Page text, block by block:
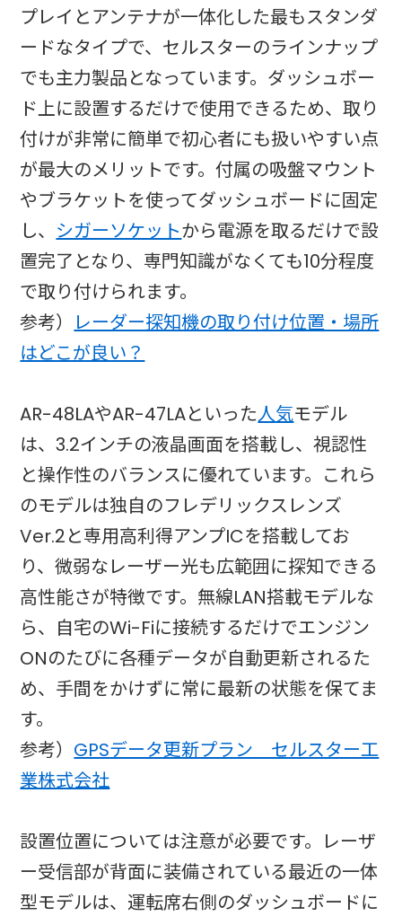
プレイとアンテナが一体化した最もスタンダ
ードなタイプで、セルスターのラインナップ
でも主力製品となっています。ダッシュボー
ド上に設置するだけで使用できるため、取り
付けが非常に簡単で初心者にも扱いやすい点
が最大のメリットです。付属の吸盤マウント
やブラケットを使ってダッシュボードに固定
し、 シガーソケットから電源を取るだけで設
置完了となり、専門知識がなくても10分程度
で取り付けられます。
参考）
レーダー探知機の取り付け位置・場所
はどこが良い？
AR-48LAやAR-47LAといった人気モデル
は、3.2インチの液晶画面を搭載し、視認性
と操作性のバランスに優れています。これら
のモデルは独自のフレデリックスレンズ
Ver.2と専用高利得アンプICを搭載してお
り、微弱なレーザー光も広範囲に探知できる
高性能さが特徴です。無線LAN搭載モデルな
ら、自宅のWi-Fiに接続するだけでエンジン
ONのたびに各種データが自動更新されるた
め、手間をかけずに常に最新の状態を保てま
す。
参考） GPSデータ更新プラン セルスター工
業株式会社
設置位置については注意が必要です。レーザ
ー受信部が背面に装備されている最近の一体
型モデルは、運転席右側のダッシュボードに